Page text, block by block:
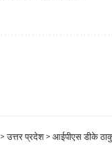
>उत्तर प्रदेश> आईपीएस डीके